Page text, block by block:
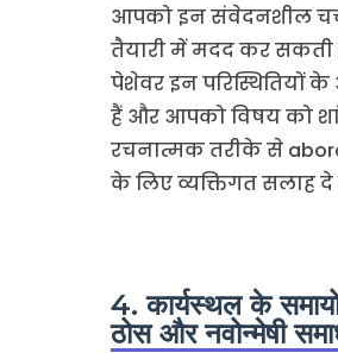
आपको इन संवेदनशील
तैयारी में मदद कर सकती
पेशेवर इन परिस्थितियों के
हैं और आपको विषय को
रचनात्मक तरीके से
के लिए व्यक्तिगत सलाह
4. कार्यस्थल के
ठोस और नवोन्मेषी